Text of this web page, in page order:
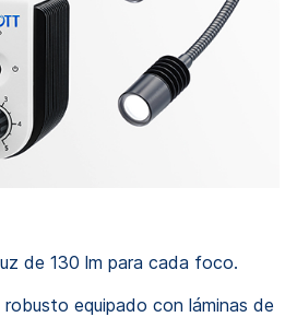
de 130 lm para cada foco.
equipado con láminas de